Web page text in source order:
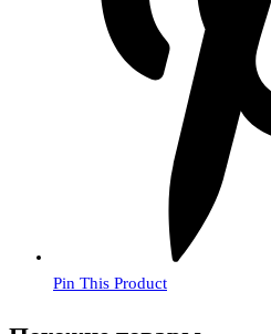
Pin This Product